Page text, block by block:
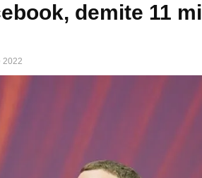
demite 11 mil
2022